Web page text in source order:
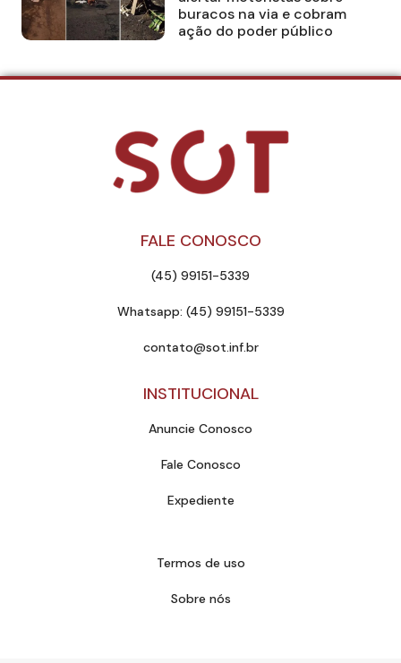
buracos na via e cobram
ação do poder público
FALE CONOSCO
(45) 99151-5339
Whatsapp: (45) 99151-5339
contato@sot.inf.br
INSTITUCIONAL
Anuncie Conosco
Fale Conosco
Expediente
Termos de uso
Sobre nós